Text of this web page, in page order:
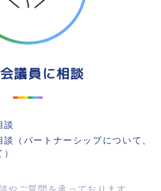
議員に相談
談
（パートナーシップについて、